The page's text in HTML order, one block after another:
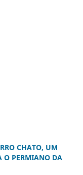
CHATO, UM
O PERMIANO DA